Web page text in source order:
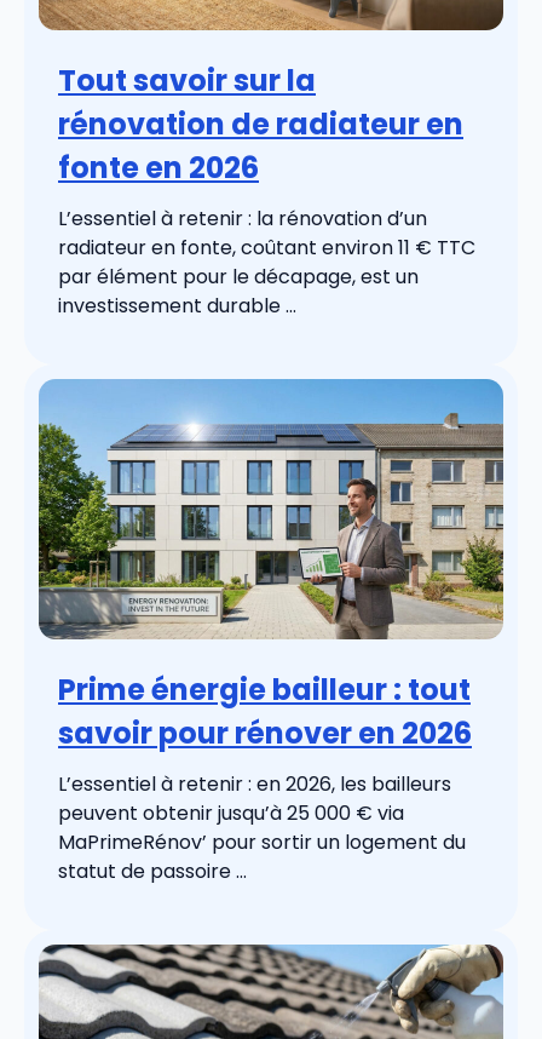
Tout savoir sur la
rénovation de radiateur en
fonte en 2026
L’essentiel à retenir : la rénovation d’un
radiateur en fonte, coûtant environ 11 € TTC
par élément pour le décapage, est un
investissement durable ...
Prime énergie bailleur : tout
savoir pour rénover en 2026
L’essentiel à retenir : en 2026, les bailleurs
peuvent obtenir jusqu’à 25 000 € via
MaPrimeRénov’ pour sortir un logement du
statut de passoire ...